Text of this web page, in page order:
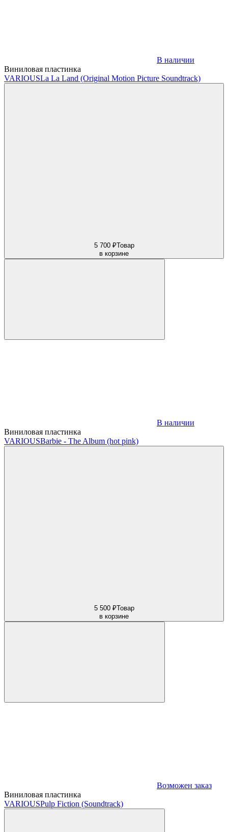
В наличии
Виниловая пластинка
VARIOUSLa La Land (Original Motion Picture Soundtrack)
5 700 ₽Товар
в корзине
В наличии
Виниловая пластинка
VARIOUSBarbie - The Album (hot pink)
5 500 ₽Товар
в корзине
Возможен заказ
Виниловая пластинка
VARIOUSPulp Fiction (Soundtrack)